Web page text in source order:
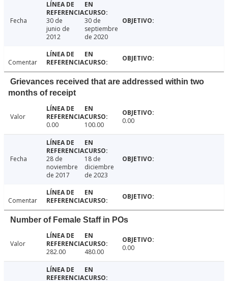
Fecha
30 de
junio de
2012
30 de
septiembre
de 2020
Comentar
Grievances received that are addressed within two
months of receipt
Valor
0.00
100.00 0.00
Fecha
28 de
noviembre
de 2017
18 de
diciembre
de 2023
Comentar
Number of Female Staff in POs
Valor
282.00
480.00 0.00